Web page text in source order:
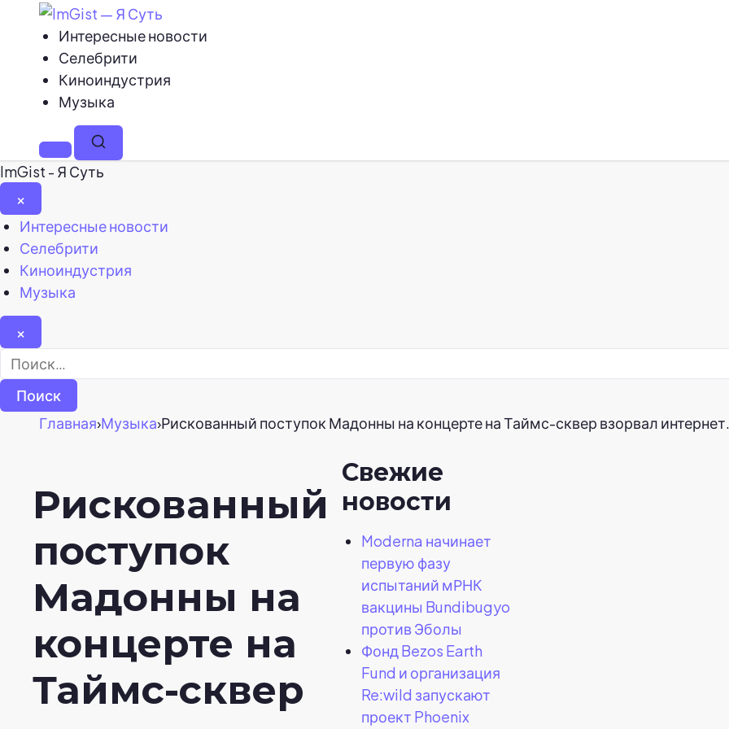
Интересные новости
Селебрити
Киноиндустрия
Музыка
МенюПоиск
ImGist - Я Суть
×
Закрыть
меню
Интересные новости
Селебрити
Киноиндустрия
Музыка
×
Найти:
Главная›Музыка›Рискованный поступок Мадонны на концерте на Таймс-сквер взорвал интернет.
Рискованный
поступок
Мадонны на
концерте на
Таймс-сквер
Свежие
новости
Moderna начинает
первую фазу
испытаний мРНК
вакцины Bundibugyo
против Эболы
Фонд Bezos Earth
Fund и организация
Re:wild запускают
проект Phoenix